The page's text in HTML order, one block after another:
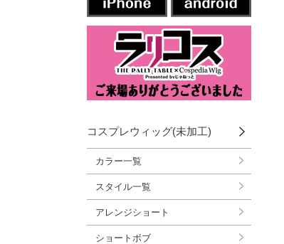
コスプレウィッグ(未加工)
カラー一覧
スタイル一覧
アレンジショート
ショートボブ